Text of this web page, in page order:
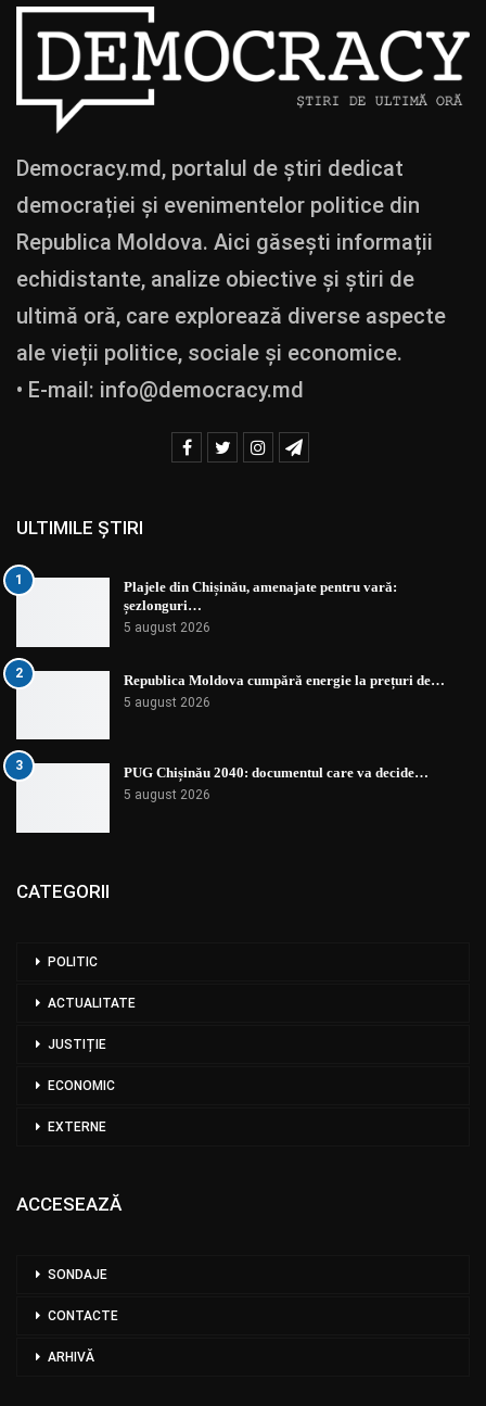
Democracy.md, portalul de știri dedicat
democrației și evenimentelor politice din
Republica Moldova. Aici găsești informații
echidistante, analize obiective și știri de
ultimă oră, care explorează diverse aspecte
ale vieții politice, sociale și economice.
• E-mail: info@democracy.md
ULTIMILE ȘTIRI
1
Plajele din Chișinău, amenajate pentru vară:
șezlonguri…
5 august 2026
2 Republica Moldova cumpără energie la prețuri de…
5 august 2026
3 PUG Chișinău 2040: documentul care va decide…
5 august 2026
CATEGORII
POLITIC
ACTUALITATE
JUSTIȚIE
ECONOMIC
EXTERNE
ACCESEAZĂ
SONDAJE
CONTACTE
ARHIVĂ